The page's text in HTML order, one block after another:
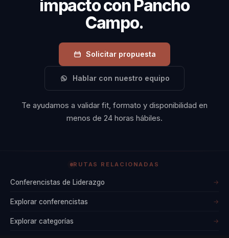
impacto con Pancho
Campo.
Solicitar propuesta
Hablar con nuestro equipo
Te ayudamos a validar fit, formato y disponibilidad en
menos de 24 horas hábiles.
RUTAS RELACIONADAS
Conferencistas de Liderazgo →
Explorar conferencistas →
Explorar categorías →